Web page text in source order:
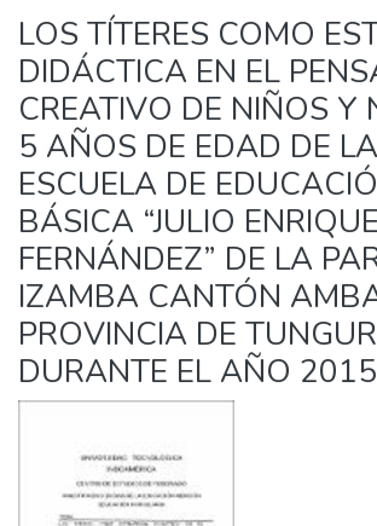
Estadísticas Externas
LOS TÍTERES COMO
DIDÁCTICA EN EL
CREATIVO DE NIÑOS Y
5 AÑOS DE EDAD DE LA
ESCUELA DE
BÁSICA “JULIO ENRIQUE
FERNÁNDEZ” DE LA
IZAMBA CANTÓN
PROVINCIA DE
DURANTE EL AÑO 2015